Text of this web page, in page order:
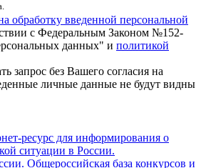
обработку введенной персональной
с Федеральным Законом №152-
данных" и политикой
запрос без Вашего согласия на
личные данные не будут видны